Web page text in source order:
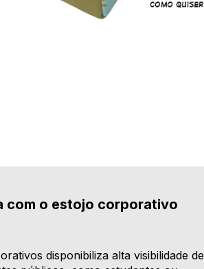
com o estojo corporativo
disponibiliza alta visibilidade de